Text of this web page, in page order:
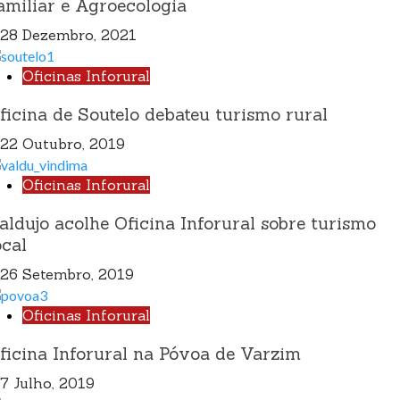
e Agroecologia
28 Dezembro, 2021
Oficinas Inforural
de Soutelo debateu turismo rural
22 Outubro, 2019
Oficinas Inforural
acolhe Oficina Inforural sobre turismo
26 Setembro, 2019
Oficinas Inforural
Inforural na Póvoa de Varzim
7 Julho, 2019